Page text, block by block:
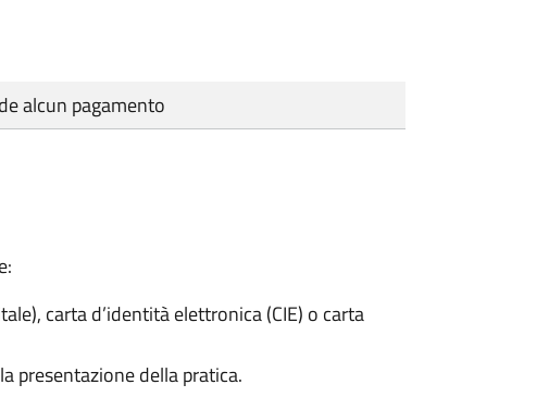
alcun pagamento
carta d’identità elettronica (CIE) o carta
presentazione della pratica.